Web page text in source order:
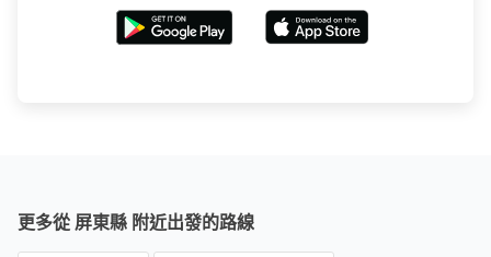
更多從 屏東縣 附近出發的路線